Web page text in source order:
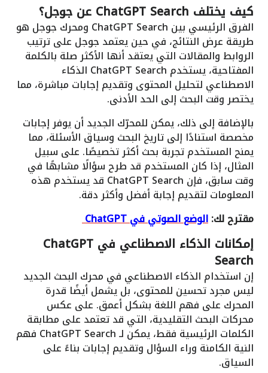
كيف يختلف ChatGPT Search عن جوجل؟
الفرق الرئيسي بين ChatGPT Search ومحرك جوجل هو
طريقة عرض النتائج، في حين يعتمد جوجل على ترتيب
الروابط والمقالات التي يعتقد أنها الأكثر صلة بالكلمة
المفتاحية، يستخدم ChatGPT Search الذكاء
الاصطناعي لتحليل المحتوى وتقديم إجابات مباشرة، مما
يختصر وقت البحث إلى الحد الأدنى.
بالإضافة إلى ذلك، يمكن للمحرّك الجديد أن يوفر إجابات
مخصصة استنادًا إلى تاريخ البحث وسياق الأسئلة، مما
يمنح المستخدم تجربة بحث أكثر تخصيصًا. على سبيل
المثال، إذا كان المستخدم قد طرح سؤالًا مشابهًا في
وقت سابق، فإن ChatGPT Search قد يستخدم هذه
المعلومات لتقديم إجابة أفضل وأكثر دقة.
مقترح لك:الوضع الصوتي في ChatGPT
إمكانات الذكاء الاصطناعي في ChatGPT
Search
إن استخدام الذكاء الاصطناعي في محرك البحث الجديد
ليس مجرد تحسين للمحتوى، بل يشمل أيضًا قدرة
المحرك على فهم اللغة بشكل أعمق. على عكس
محركات البحث التقليدية، التي قد تعتمد على مطابقة
الكلمات الرئيسية فقط، يمكن لـ ChatGPT Search فهم
النية الكامنة وراء السؤال وتقديم إجابات بناءً على
السياق.